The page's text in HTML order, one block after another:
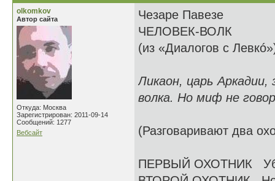
olkomkov
Автор сайта
Откуда: Москва
Зарегистрирован: 2011-09-14
Сообщений: 1277
Вебсайт
Чезаре Павезе
ЧЕЛОВЕК-ВОЛК
(из «Диалогов с
Ликаон, царь Аркадии,
волка. Но миф не
(Разговаривают два
ПЕРВЫЙ ОХОТНИК